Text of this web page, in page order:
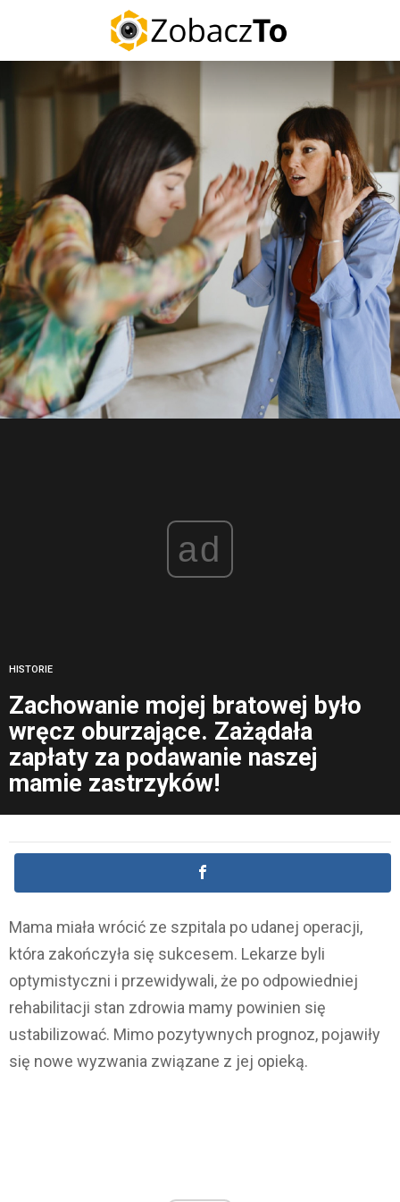
ad
HISTORIE
Zachowanie mojej bratowej było
wręcz oburzające. Zażądała
zapłaty za podawanie naszej
mamie zastrzyków!
Mama miała wrócić ze szpitala po udanej operacji,
która zakończyła się sukcesem. Lekarze byli
optymistyczni i przewidywali, że po odpowiedniej
rehabilitacji stan zdrowia mamy powinien się
ustabilizować. Mimo pozytywnych prognoz, pojawiły
się nowe wyzwania związane z jej opieką.